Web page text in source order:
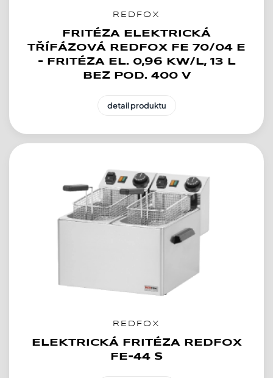
REDFOX
FRITÉZA ELEKTRICKÁ
TŘÍFÁZOVÁ REDFOX FE 70/04 E
- FRITÉZA EL. 0,96 KW/L, 13 L
BEZ POD. 400 V
detail produktu
REDFOX
ELEKTRICKÁ FRITÉZA REDFOX
FE-44 S